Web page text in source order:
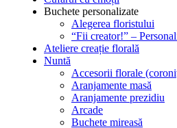
Buchete personalizate
Alegerea floristului
“Fii creator!” –
Ateliere creație florală
Nuntă
Accesorii florale
Aranjamente masă
Aranjamente prezidiu
Arcade
Buchete mireasă